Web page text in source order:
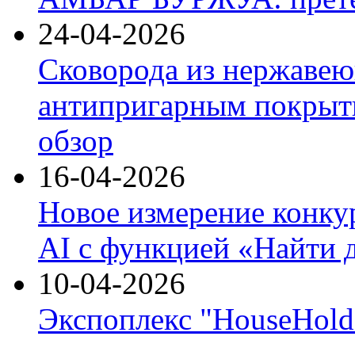
24-04-2026
Сковорода из
антипригарным
обзор
16-04-2026
Новое измерение
AI с функцией «Найти
10-04-2026
Экспоплекс